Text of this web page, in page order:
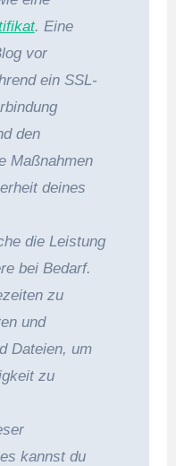
. Eine
vor
ein SSL-
den
Maßnahmen
deines
die Leistung
bei Bedarf.
zu
und
Dateien, um
zu
kannst du